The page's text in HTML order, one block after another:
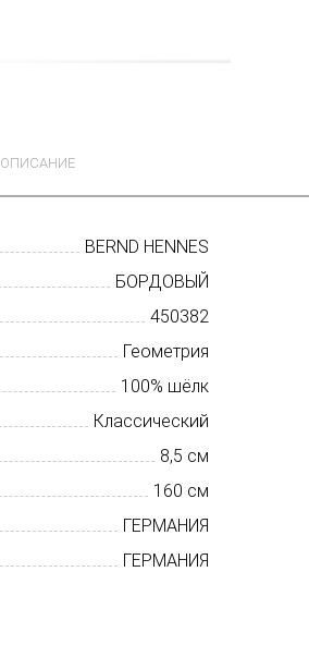
ОПИСАНИЕ
BERND HENNES
БОРДОВЫЙ
450382
Геометрия
100% шёлк
Классический
8,5 см
160 см
ГЕРМАНИЯ
ГЕРМАНИЯ